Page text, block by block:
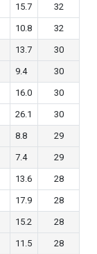
15.7 32
10.8 32
13.7 30
9.4 30
16.0 30
26.1 30
8.8 29
7.4 29
13.6 28
17.9 28
15.2 28
11.5 28